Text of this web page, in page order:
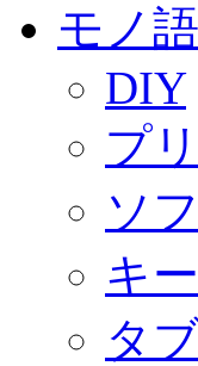
モノ
DIY
プ
ソ
キ
タ